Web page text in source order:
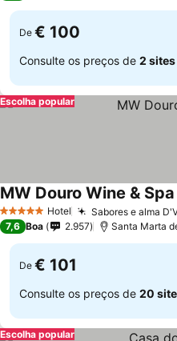
De € 100
Consulte os preços de 2 sites
Escolha popular
5 Estrelas Hotel Sabores e alma
MW Douro Wine & Spa
7,6 Boa 2.957 Santa Marta
De € 101
Consulte os preços de 20
Escolha popular